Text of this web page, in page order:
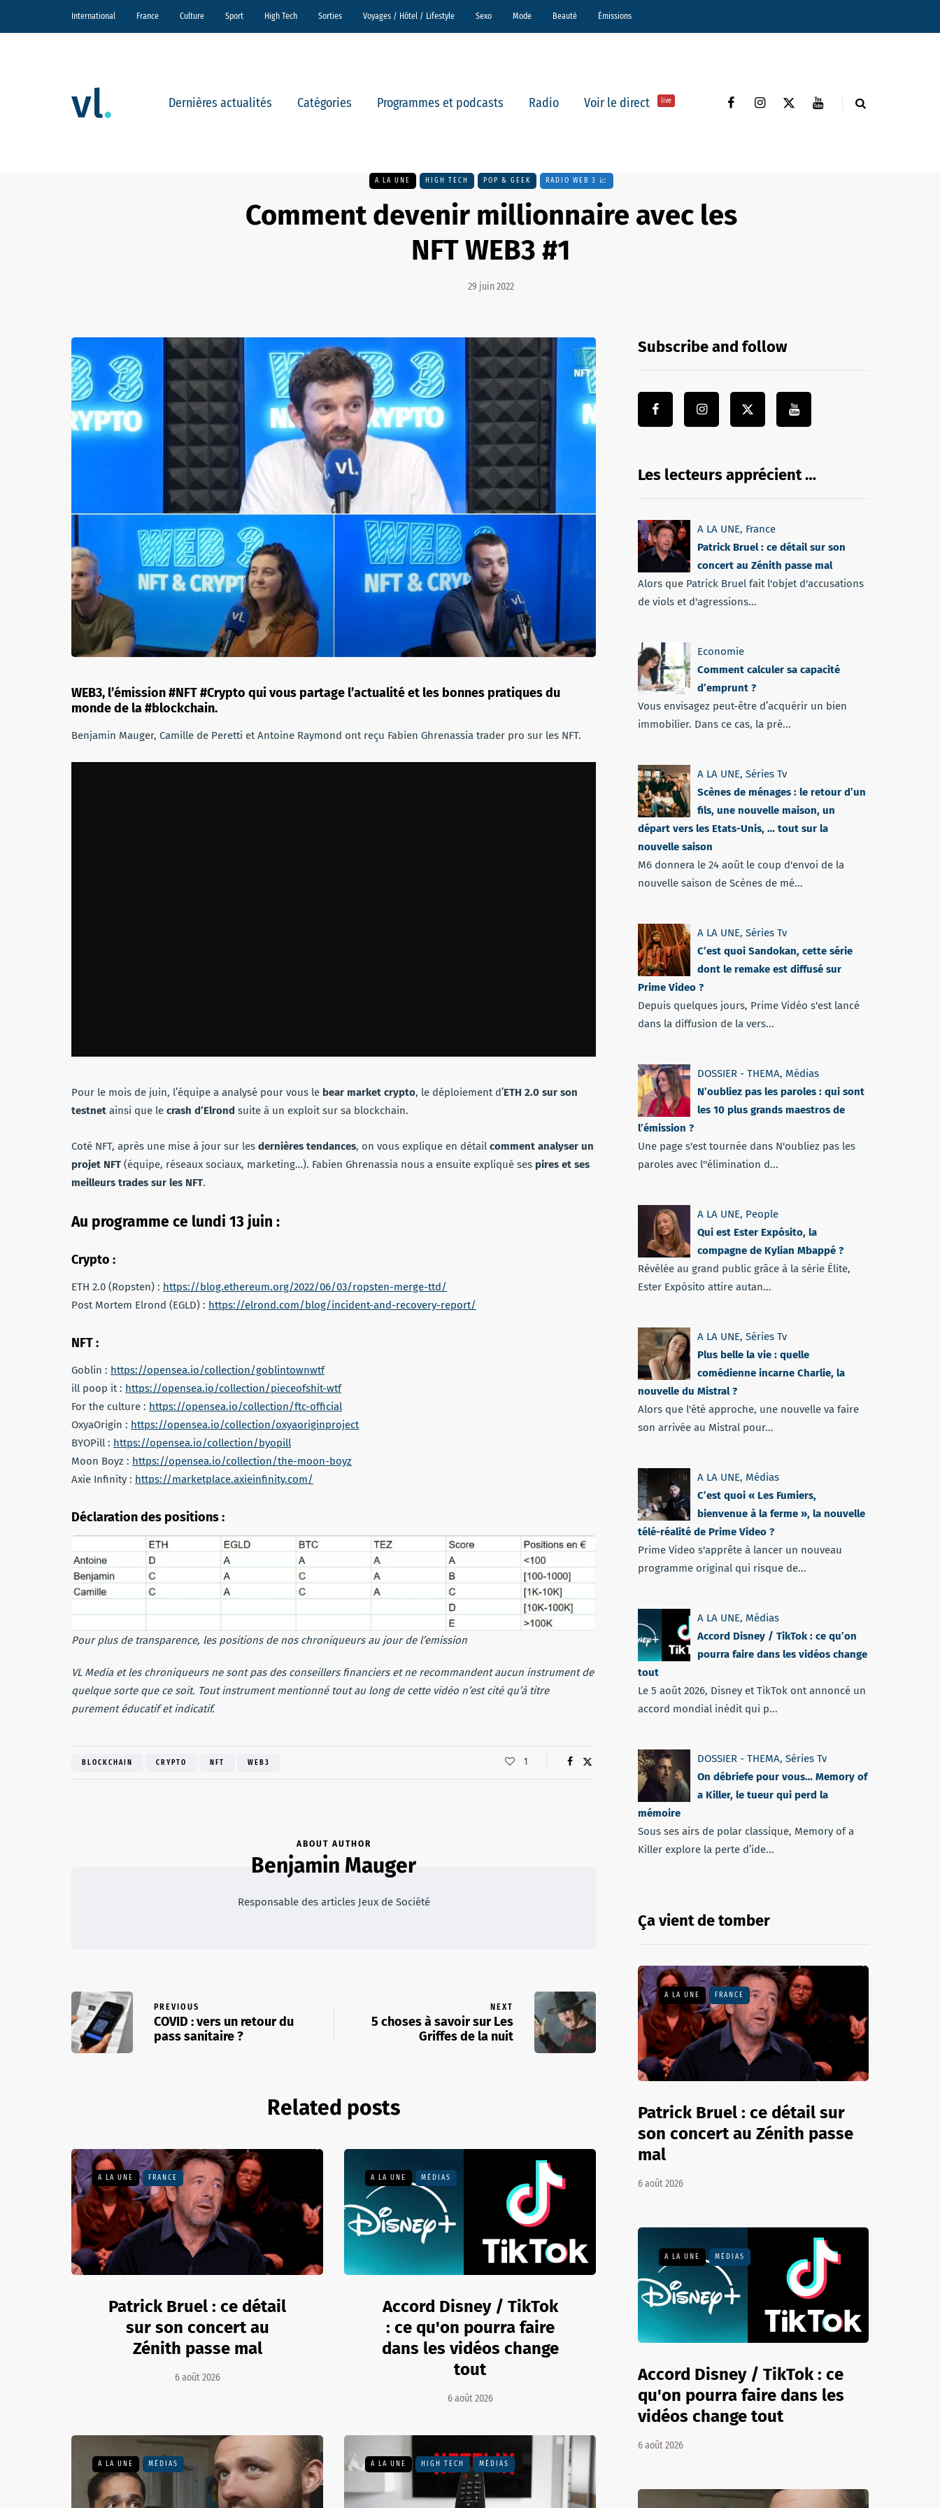
International France Culture Sport High Tech Sorties Voyages / Hôtel / Lifestyle Sexo Mode Beauté Émissions
Dernières actualités Catégories Programmes et podcasts Radio Voir le direct live
A LA UNE HIGH TECH POP & GEEK RADIO WEB 3 📈
Comment devenir millionnaire avec les
NFT WEB3 #1
29 juin 2022
WEB3, l’émission #NFT #Crypto qui vous partage l’actualité et les bonnes pratiques du
monde de la #blockchain.
Benjamin Mauger, Camille de Peretti et Antoine Raymond ont reçu Fabien Ghrenassia trader pro sur les NFT.
Pour le mois de juin, l’équipe a analysé pour vous le bear market crypto, le déploiement d’ETH 2.0 sur son
testnet ainsi que le crash d’Elrond suite à un exploit sur sa blockchain.
Coté NFT, après une mise à jour sur les dernières tendances, on vous explique en détail comment analyser un
projet NFT (équipe, réseaux sociaux, marketing…). Fabien Ghrenassia nous a ensuite expliqué ses pires et ses
meilleurs trades sur les NFT.
Au programme ce lundi 13 juin :
Crypto :
ETH 2.0 (Ropsten) : https://blog.ethereum.org/2022/06/03/ropsten-merge-ttd/
Post Mortem Elrond (EGLD) : https://elrond.com/blog/incident-and-recovery-report/
NFT :
Goblin : https://opensea.io/collection/goblintownwtf
ill poop it : https://opensea.io/collection/pieceofshit-wtf
For the culture : https://opensea.io/collection/ftc-official
OxyaOrigin : https://opensea.io/collection/oxyaoriginproject
BYOPill : https://opensea.io/collection/byopill
Moon Boyz : https://opensea.io/collection/the-moon-boyz
Axie Infinity : https://marketplace.axieinfinity.com/
Déclaration des positions :
Pour plus de transparence, les positions de nos chroniqueurs au jour de l’emission
VL Media et les chroniqueurs ne sont pas des conseillers financiers et ne recommandent aucun instrument de
quelque sorte que ce soit. Tout instrument mentionné tout au long de cette vidéo n’est cité qu’à titre
purement éducatif et indicatif.
BLOCKCHAIN CRYPTO NFT WEB3 1
ABOUT AUTHOR
Benjamin Mauger
Responsable des articles Jeux de Société
PREVIOUS
COVID : vers un retour du
pass sanitaire ?
NEXT
5 choses à savoir sur Les
Griffes de la nuit
Related posts
A LA UNE FRANCE
Patrick Bruel : ce détail
sur son concert au
Zénith passe mal
6 août 2026
A LA UNE MÉDIAS
Accord Disney / TikTok
: ce qu'on pourra faire
dans les vidéos change
tout
6 août 2026
A LA UNE MÉDIAS A LA UNE HIGH TECH MÉDIAS
Subscribe and follow
Les lecteurs apprécient …
A LA UNE, France
Patrick Bruel : ce détail sur son
concert au Zénith passe mal
Alors que Patrick Bruel fait l'objet d'accusations
de viols et d'agressions...
Economie
Comment calculer sa capacité
d’emprunt ?
Vous envisagez peut-être d’acquérir un bien
immobilier. Dans ce cas, la pré...
A LA UNE, Séries Tv
Scènes de ménages : le retour d’un
fils, une nouvelle maison, un
départ vers les Etats-Unis, … tout sur la
nouvelle saison
M6 donnera le 24 août le coup d'envoi de la
nouvelle saison de Scènes de mé...
A LA UNE, Séries Tv
C’est quoi Sandokan, cette série
dont le remake est diffusé sur
Prime Video ?
Depuis quelques jours, Prime Vidéo s'est lancé
dans la diffusion de la vers...
DOSSIER - THEMA, Médias
N’oubliez pas les paroles : qui sont
les 10 plus grands maestros de
l’émission ?
Une page s'est tournée dans N'oubliez pas les
paroles avec l''élimination d...
A LA UNE, People
Qui est Ester Expósito, la
compagne de Kylian Mbappé ?
Révélée au grand public grâce à la série Élite,
Ester Expósito attire autan...
A LA UNE, Séries Tv
Plus belle la vie : quelle
comédienne incarne Charlie, la
nouvelle du Mistral ?
Alors que l'été approche, une nouvelle va faire
son arrivée au Mistral pour...
A LA UNE, Médias
C’est quoi « Les Fumiers,
bienvenue à la ferme », la nouvelle
télé-réalité de Prime Video ?
Prime Video s'apprête à lancer un nouveau
programme original qui risque de...
A LA UNE, Médias
Accord Disney / TikTok : ce qu’on
pourra faire dans les vidéos change
tout
Le 5 août 2026, Disney et TikTok ont annoncé un
accord mondial inédit qui p...
DOSSIER - THEMA, Séries Tv
On débriefe pour vous… Memory of
a Killer, le tueur qui perd la
mémoire
Sous ses airs de polar classique, Memory of a
Killer explore la perte d’ide...
Ça vient de tomber
A LA UNE FRANCE
Patrick Bruel : ce détail sur
son concert au Zénith passe
mal
6 août 2026
A LA UNE MÉDIAS
Accord Disney / TikTok : ce
qu'on pourra faire dans les
vidéos change tout
6 août 2026